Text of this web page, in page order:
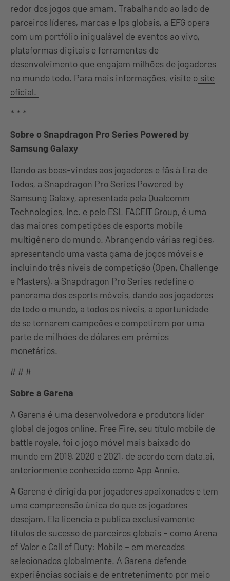
redor dos jogos que amam. Trabalhando ao lado de
parceiros líderes, marcas e Ips globais, a EFG opera
com um portfólio inigualável de eventos ao vivo,
plataformas digitais e ferramentas de
desenvolvimento que engajam milhões de jogadores
no mundo todo. Para mais informações, visite o site
oficial.
* * *
Sobre o Snapdragon Pro Series Powered by
Samsung Galaxy
Dando as boas-vindas aos jogadores e fãs à Era de
Todos, a Snapdragon Pro Series Powered by
Samsung Galaxy, apresentada pela Qualcomm
Technologies, Inc. e pelo ESL FACEIT Group, é uma
das maiores competições de esports mobile
multigênero do mundo. Abrangendo várias regiões,
apresentando uma vasta gama de jogos móveis e
incluindo três níveis de competição (Open, Challenge
e Masters), a Snapdragon Pro Series redefine o
panorama dos esports móveis, dando aos jogadores
de todo o mundo, a todos os níveis, a oportunidade
de se tornarem campeões e competirem por uma
parte de milhões de dólares em prémios
monetários.
# # #
Sobre a Garena
A Garena é uma desenvolvedora e produtora líder
global de jogos online. Free Fire, seu título mobile de
battle royale, foi o jogo móvel mais baixado do
mundo em 2019, 2020 e 2021, de acordo com data.ai,
anteriormente conhecido como App Annie.
A Garena é dirigida por jogadores apaixonados e tem
uma compreensão única do que os jogadores
desejam. Ela licencia e publica exclusivamente
títulos de sucesso de parceiros globais – como Arena
of Valor e Call of Duty: Mobile – em mercados
selecionados globalmente. A Garena defende
experiências sociais e de entretenimento por meio